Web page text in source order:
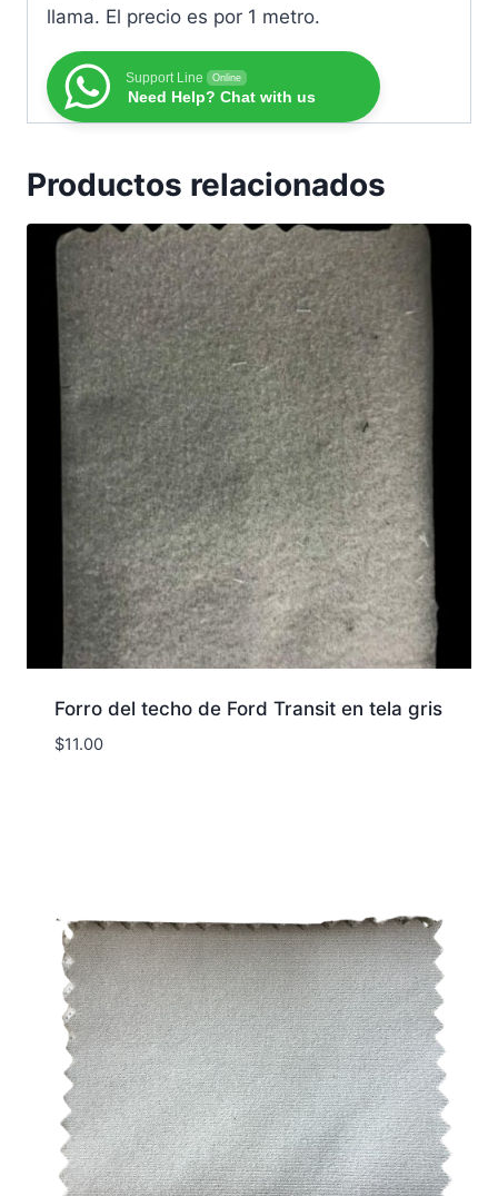
llama. El precio es por 1 metro.
Support Line Online
Need Help? Chat with us
Productos relacionados
Forro del techo de Ford Transit en tela gris
$11.00